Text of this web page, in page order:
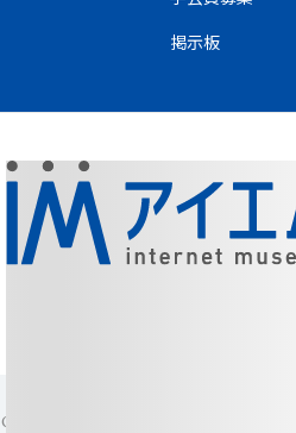
掲示板
Copyright(C)1996-2026 Internet